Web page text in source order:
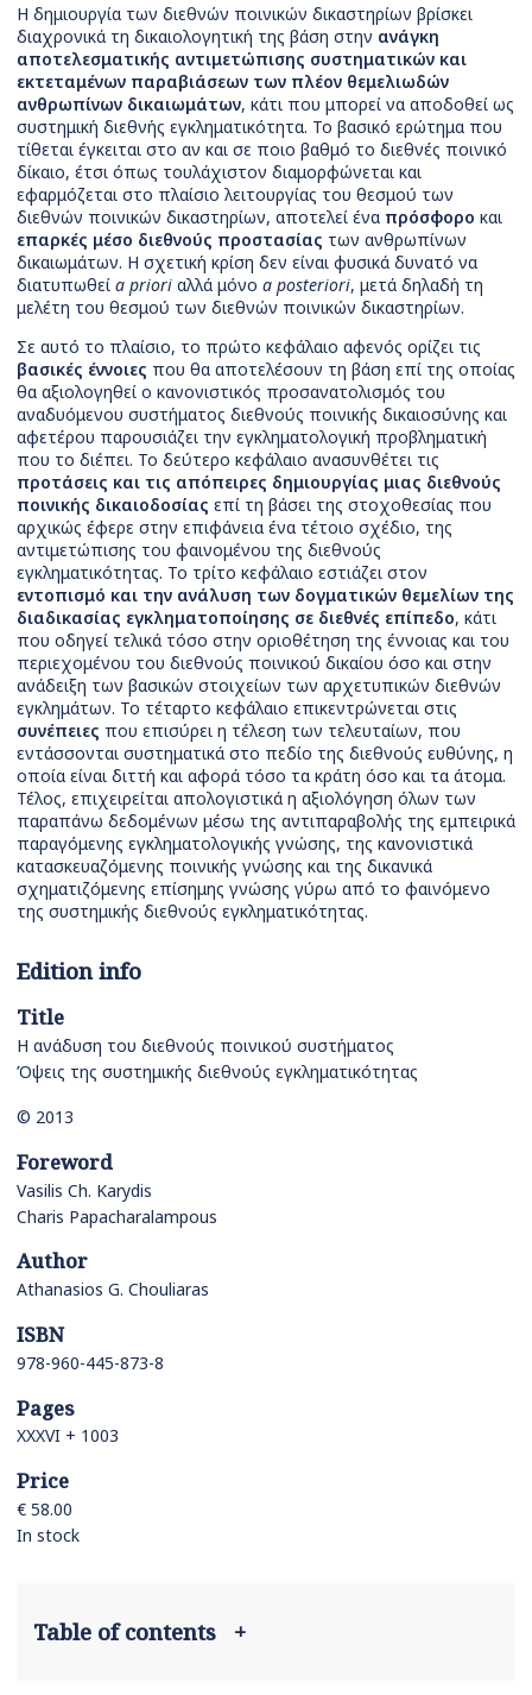
Η δημιουργία των διεθνών ποινικών δικαστηρίων βρίσκει
διαχρονικά τη δικαιολογητική της βάση στην ανάγκη
αποτελεσματικής αντιμετώπισης συστηματικών και
εκτεταμένων παραβιάσεων των πλέον θεμελιωδών
ανθρωπίνων δικαιωμάτων, κάτι που μπορεί να αποδοθεί ως
συστημική διεθνής εγκληματικότητα. Το βασικό ερώτημα που
τίθεται έγκειται στο αν και σε ποιο βαθμό το διεθνές ποινικό
δίκαιο, έτσι όπως τουλάχιστον διαμορφώνεται και
εφαρμόζεται στο πλαίσιο λειτουργίας του θεσμού των
διεθνών ποινικών δικαστηρίων, αποτελεί ένα πρόσφορο και
επαρκές μέσο διεθνούς προστασίας των ανθρωπίνων
δικαιωμάτων. Η σχετική κρίση δεν είναι φυσικά δυνατό να
διατυπωθεί a priori αλλά μόνο a posteriori, μετά δηλαδή τη
μελέτη του θεσμού των διεθνών ποινικών δικαστηρίων.
Σε αυτό το πλαίσιο, το πρώτο κεφάλαιο αφενός ορίζει τις
βασικές έννοιες που θα αποτελέσουν τη βάση επί της οποίας
θα αξιολογηθεί ο κανονιστικός προσανατολισμός του
αναδυόμενου συστήματος διεθνούς ποινικής δικαιοσύνης και
αφετέρου παρουσιάζει την εγκληματολογική προβληματική
που το διέπει. Το δεύτερο κεφάλαιο ανασυνθέτει τις
προτάσεις και τις απόπειρες δημιουργίας μιας διεθνούς
ποινικής δικαιοδοσίας επί τη βάσει της στοχοθεσίας που
αρχικώς έφερε στην επιφάνεια ένα τέτοιο σχέδιο, της
αντιμετώπισης του φαινομένου της διεθνούς
εγκληματικότητας. Το τρίτο κεφάλαιο εστιάζει στον
εντοπισμό και την ανάλυση των δογματικών θεμελίων της
διαδικασίας εγκληματοποίησης σε διεθνές επίπεδο, κάτι
που οδηγεί τελικά τόσο στην οριοθέτηση της έννοιας και του
περιεχομένου του διεθνούς ποινικού δικαίου όσο και στην
ανάδειξη των βασικών στοιχείων των αρχετυπικών διεθνών
εγκλημάτων. Το τέταρτο κεφάλαιο επικεντρώνεται στις
συνέπειες που επισύρει η τέλεση των τελευταίων, που
εντάσσονται συστηματικά στο πεδίο της διεθνούς ευθύνης, η
οποία είναι διττή και αφορά τόσο τα κράτη όσο και τα άτομα.
Τέλος, επιχειρείται απολογιστικά η αξιολόγηση όλων των
παραπάνω δεδομένων μέσω της αντιπαραβολής της εμπειρικά
παραγόμενης εγκληματολογικής γνώσης, της κανονιστικά
κατασκευαζόμενης ποινικής γνώσης και της δικανικά
σχηματιζόμενης επίσημης γνώσης γύρω από το φαινόμενο
της συστημικής διεθνούς εγκληματικότητας.
Edition info
Title
Η ανάδυση του διεθνούς ποινικού συστήματος
Όψεις της συστημικής διεθνούς εγκληματικότητας
© 2013
Foreword
Vasilis Ch. Karydis
Charis Papacharalampous
Author
Athanasios G. Chouliaras
ISBN
978-960-445-873-8
Pages
XXXVI + 1003
Price
€ 58.00
In stock
Table of contents +